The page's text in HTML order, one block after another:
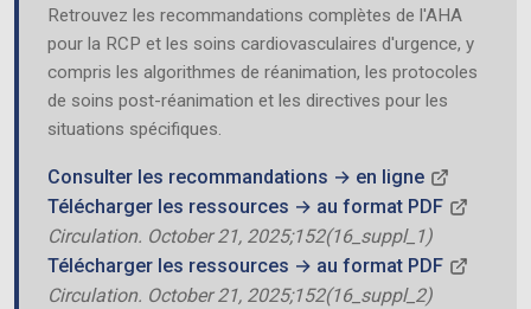
Retrouvez les recommandations complètes de l'AHA
pour la RCP et les soins cardiovasculaires d'urgence, y
compris les algorithmes de réanimation, les protocoles
de soins post-réanimation et les directives pour les
situations spécifiques.
Consulter les recommandations → en ligne
Télécharger les ressources → au format PDF
Circulation. October 21, 2025;152(16_suppl_1)
Télécharger les ressources → au format PDF
Circulation. October 21, 2025;152(16_suppl_2)